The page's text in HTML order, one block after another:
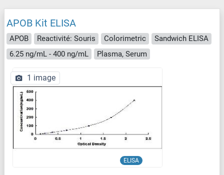
APOB Kit ELISA
APOB Reactivité: Souris Colorimetric
Sandwich ELISA
6.25 ng/mL - 400 ng/mL
Plasma, Serum
ELISA
1 image